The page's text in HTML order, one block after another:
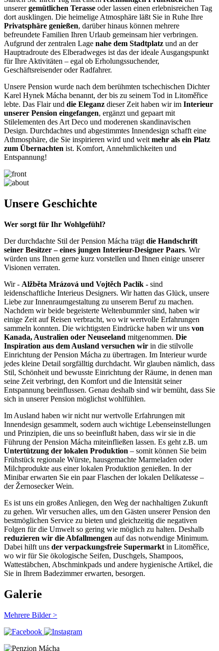
unserergemütlichen Terasse oder lassen einen erlebnisreichen Tag
dort ausklingen. Die heimelige Atmosphäre läßt Sie in Ruhe Ihre
Privatsphäre genießen, darüber hinaus können mehrere
befreundete Familien Ihren Urlaub gemeinsam hier verbringen.
Aufgrund der zentralen Lage nahe dem Stadtplatz und an der
Hauptradroute des Elberadweges ist das der ideale Ausgangspunkt
für Ihre Aktivitäten – egal ob Erholungssuchender,
Geschäftsreisender oder Radfahrer.
Unsere Pension wurde nach dem berühmten tschechischen Dichter
Karel Hynek Mácha benannt, der bis zu seinem Tod in Litoměřice
lebte. Das Flair und die Eleganz dieser Zeit haben wir im Interieur
unserer Pension eingefangen, ergänzt und gepaart mit
Stilelementen des Art Deco und moderenen skandinavischen
Design. Durchdachtes und abgestimmtes Innendesign schafft eine
Athmosphäre, die Sie inspirieren wird und weit mehr als ein Platz
zum Übernachten ist. Komfort, Annehmlichkeiten und
Entspannung!
Unsere Geschichte
Wer sorgt für Ihr Wohlgefühl?
Der durchdachte Stil der Pension Mácha trägt die Handschrift
seiner Besitzer –eines jungen Interieur-Designer Paars. Wir
würden uns Ihnen gerne kurz vorstellen und Ihnen einige unserer
Visionen verraten.
Wir - Alžběta Mrázová und Vojtěch Paclík - sind
leidenschaftliche Interieus Designers. Wir hatten das Glück, unsere
Liebe zur Innenraumgestaltung zu unserem Beruf zu machen.
Nachdem wir beide begeisterte Weltenbummler sind, haben wir
einige Zeit auf Reisen verbracht, wo wir wertvolle Erfahrungen
sammeln konnten. Die wichtigsten Eindrücke haben wir uns von
Kanada, Australien oder Neuseeland mitgenommen. Die
Inspiration aus dem Ausland versuchen wir in die stilvolle
Einrichtung der Pension Mácha zu übertragen. Im Interieur wurde
jedes kleine Detail sorgfälltig durchdacht. Wir glauben nämlich, dass
Stil, Schönheit und bewusste Einrichtung der Räume, in denen man
seine Zeit verbringt, den Komfort und die Intensität seiner
Entspannung beeinflussen. Genau deshalb sind wir bemüht, dass Sie
sich in unserer Pension möglichst wohlfühlen.
Im Ausland haben wir nicht nur wertvolle Erfahrungen mit
Innendesign gesammelt, sodern auch wichtige Lebenseinstellungen
und Prinzipien, die uns so beeinflußt haben, dass wir sie in die
Führung der Pension Mácha miteinfließen lassen. Es geht z.B. um
Untertützung der lokalen Produktion – somit können Sie beim
Frühstück regionale Würste, hausgemachte Marmeladen oder
Milchprodukte aus einer lokalen Produktion genießen. In der
Minibar erwarten Sie ein paar Flaschen der lokalen Delikatesse –
der Žernosecker Wein.
Es ist uns ein großes Anliegen, den Weg der nachhaltigen Zukunft
zu gehen. Wir versuchen alles, um den Gästen unserer Pension den
bestmöglichen Service zu bieten und gleichzeitig die negativen
Folgen für die Umwelt so gering wie möglich zu halten. Deshalb
reduzieren wir die Abfallmengen auf das notwendige Minimum.
Dabei hilft uns der verpackungsfreie Supermarkt in Litoměřice,
wo wir für Sie ökologische Seifen, Duschgels, Shampoos,
Wattestäbchen, Abschminkpads und andere hygienische Artikel, die
Sie in Ihrem Badezimmer erwarten, besorgen.
Galerie
Mehrere Bilder >